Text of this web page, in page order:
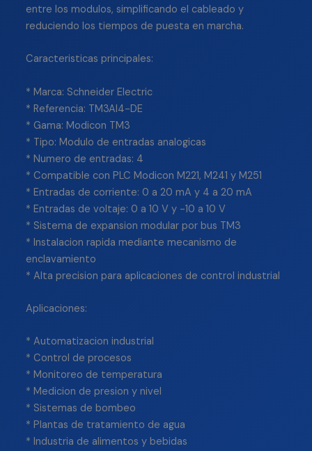
entre los modulos, simplificando el cableado y
reduciendo los tiempos de puesta en marcha.
Caracteristicas principales:
* Marca: Schneider Electric
* Referencia: TM3AI4-DE
* Gama: Modicon TM3
* Tipo: Modulo de entradas analogicas
* Numero de entradas: 4
* Compatible con PLC Modicon M221, M241 y M251
* Entradas de corriente: 0 a 20 mA y 4 a 20 mA
* Entradas de voltaje: 0 a 10 V y -10 a 10 V
* Sistema de expansion modular por bus TM3
* Instalacion rapida mediante mecanismo de
enclavamiento
* Alta precision para aplicaciones de control industrial
Aplicaciones:
* Automatizacion industrial
* Control de procesos
* Monitoreo de temperatura
* Medicion de presion y nivel
* Sistemas de bombeo
* Plantas de tratamiento de agua
* Industria de alimentos y bebidas